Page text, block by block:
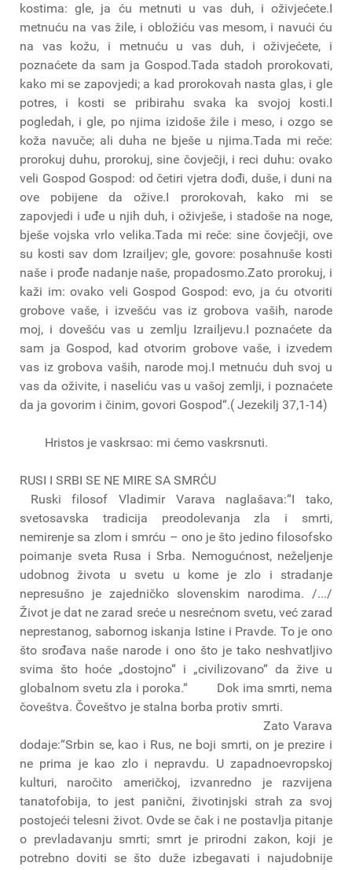
kostima: gle, ja ću metnuti u vas duh, i oživjećete.I
metnuću na vas žile, i obložiću vas mesom, i navući ću
na vas kožu, i metnuću u vas duh, i oživjećete, i
poznaćete da sam ja Gospod.Tada stadoh prorokovati,
kako mi se zapovjedi; a kad prorokovah nasta glas, i gle
potres, i kosti se pribirahu svaka ka svojoj kosti.I
pogledah, i gle, po njima izidoše žile i meso, i ozgo se
koža navuče; ali duha ne bješe u njima.Tada mi reče:
prorokuj duhu, prorokuj, sine čovječji, i reci duhu: ovako
veli Gospod Gospod: od četiri vjetra dođi, duše, i duni na
ove pobijene da ožive.I prorokovah, kako mi se
zapovjedi i uđe u njih duh, i oživješe, i stadoše na noge,
bješe vojska vrlo velika.Tada mi reče: sine čovječji, ove
su kosti sav dom Izrailjev; gle, govore: posahnuše kosti
naše i prođe nadanje naše, propadosmo.Zato prorokuj, i
kaži im: ovako veli Gospod Gospod: evo, ja ću otvoriti
grobove vaše, i izvešću vas iz grobova vaših, narode
moj, i dovešću vas u zemlju Izrailjevu.I poznaćete da
sam ja Gospod, kad otvorim grobove vaše, i izvedem
vas iz grobova vaših, narode moj.I metnuću duh svoj u
vas da oživite, i naseliću vas u vašoj zemlji, i poznaćete
da ja govorim i činim, govori Gospod“.( Jezekilj 37,1-14)
Hristos je vaskrsao: mi ćemo vaskrsnuti.
RUSI I SRBI SE NE MIRE SA SMRĆU
Ruski filosof Vladimir Varava naglašava:“I tako,
svetosavska tradicija preodolevanja zla i smrti,
nemirenje sa zlom i smrću – ono je što jedino filosofsko
poimanje sveta Rusa i Srba. Nemogućnost, neželjenje
udobnog života u svetu u kome je zlo i stradanje
nepresušno je zajedničko slovenskim narodima. /.../
Život je dat ne zarad sreće u nesrećnom svetu, već zarad
neprestanog, sabornog iskanja Istine i Pravde. To je ono
što srođava naše narode i ono što je tako neshvatljivo
svima što hoće „dostojno“ i „civilizovano“ da žive u
globalnom svetu zla i poroka.“ Dok ima smrti, nema
čoveštva. Čoveštvo je stalna borba protiv smrti.
Zato Varava
dodaje:“Srbin se, kao i Rus, ne boji smrti, on je prezire i
ne prima je kao zlo i nepravdu. U zapadnoevropskoj
kulturi, naročito američkoj, izvanredno je razvijena
tanatofobija, to jest panični, životinjski strah za svoj
postojeći telesni život. Ovde se čak i ne postavlja pitanje
o prevladavanju smrti; smrt je prirodni zakon, koji je
potrebno doviti se što duže izbegavati i najudobnije